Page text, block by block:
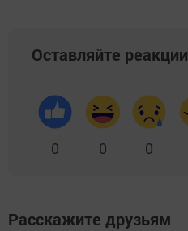
Оставляйте реакции
0 0 0
Расскажите друзьям